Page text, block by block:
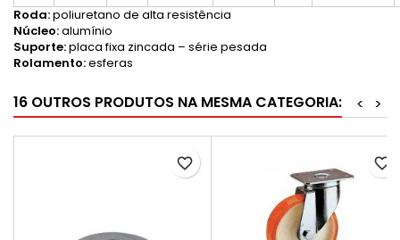
Roda:poliuretano de alta resistência
Núcleo:alumínio
Suporte:placa fixa zincada – série pesada
Rolamento:esferas
16 OUTROS PRODUTOS NA MESMA CATEGORIA: >
<
favorite_border favorite_border